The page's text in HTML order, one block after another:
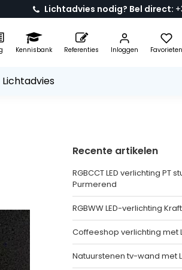
Lichtadvies nodig? Bel direct:
Kennisbank Referenties Inloggen Favorieten
Recente artikelen
RGBCCT LED verlichting PT
Purmerend
RGBWW LED-verlichting
Coffeeshop verlichting met
Natuurstenen tv-wand met